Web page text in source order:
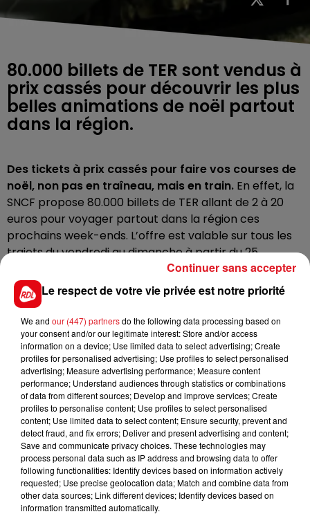
80.000 billets de TER sont vendus à
prix cassés pour découvrir les plus
belles animations de noël partout
dans la région.
Des tickets à prix cassés pour faire vos courses de
noël, non pas en traîneau, mais en train. En effet, la
SNCF propose 80.000 billets de TER allant de 2 à 20
euros pour voyager partout dans la région ces
prochains week-ends. L’offre est valable sur tous les
trajets du vendredi au dimanche à partir du 25
novembre et jusqu’au 18 décembre.
L’occasion de profiter des nombreuses animations et
marchés de Noël, recensés
ferroviaire.
Informations surle site TER Hauts-de-France.
FIL D'ACTUS
Le respect de votre vie privée est notre priorité
We and our (447) partnersdo the following data processing based on
your consent and/or our legitimate interest: Store and/or access
information on a device; Use limited data to select advertising; Create
profiles for personalised advertising; Use profiles to select personalised
advertising; Measure advertising performance; Measure content
performance; Understand audiences through statistics or combinations
of data from different sources; Develop and improve services; Create
profiles to personalise content; Use profiles to select personalised
content; Use limited data to select content; Ensure security, prevent and
detect fraud, and fix errors; Deliver and present advertising and content;
Save and communicate privacy choices. These technologies may
process personal data such as IP address and browsing data to offer
following functionalities: Identify devices based on information actively
requested; Use precise geolocation data; Match and combine data from
other data sources; Link different devices; Identify devices based on
information transmitted automatically.
Continuer sans accepter